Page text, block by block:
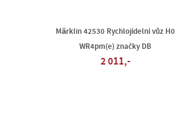
Märklin 42530 Rychlojídelní vůz H0
WR4pm(e) značky DB
2 011,-